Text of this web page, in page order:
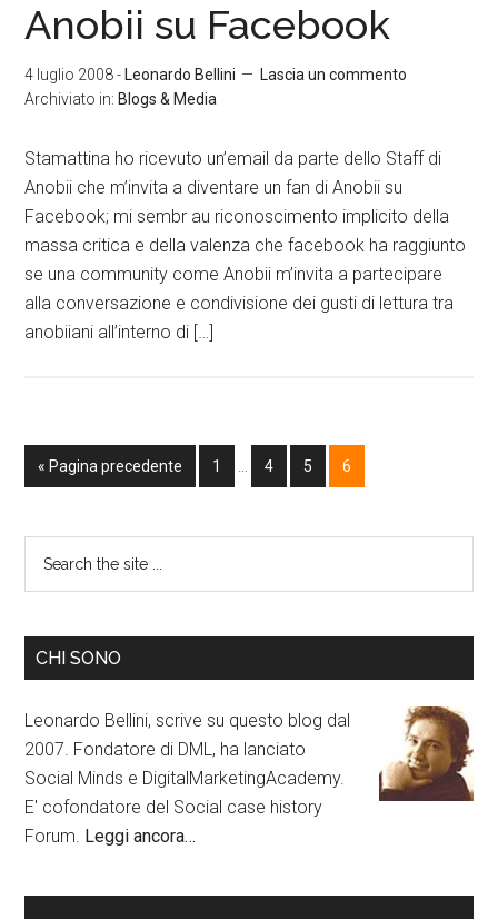
Anobii su Facebook
4 luglio 2008- Leonardo Bellini
Lascia un commento
Archiviato in: Blogs & Media
Stamattina ho ricevuto un’email da parte dello Staff di
Anobii che m’invita a diventare un fan di Anobii su
Facebook; mi sembr au riconoscimento implicito della
massa critica e della valenza che facebook ha raggiunto
se una community come Anobii m’invita a partecipare
alla conversazione e condivisione dei gusti di lettura tra
anobiiani all’interno di […]
« Pagina precedente 1 4 5 6
CHI SONO
Leonardo Bellini, scrive su questo blog dal
2007. Fondatore di DML, ha lanciato
Social Minds e DigitalMarketingAcademy.
E' cofondatore del Social case history
Forum. Leggi ancora…